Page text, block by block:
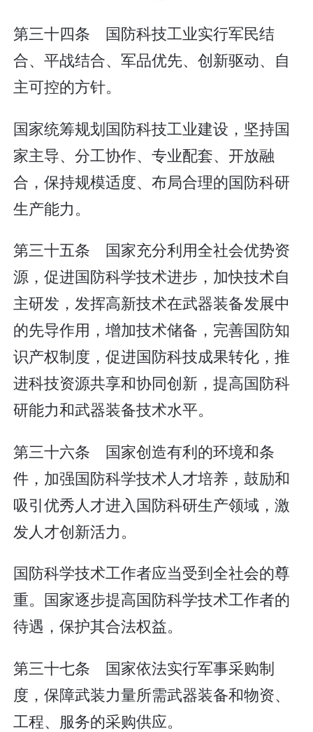
第三十四条 国防科技工业实行军民结
合、平战结合、军品优先、创新驱动、自
主可控的方针。
国家统筹规划国防科技工业建设，坚持国
家主导、分工协作、专业配套、开放融
合，保持规模适度、布局合理的国防科研
生产能力。
第三十五条 国家充分利用全社会优势资
源，促进国防科学技术进步，加快技术自
主研发，发挥高新技术在武器装备发展中
的先导作用，增加技术储备，完善国防知
识产权制度，促进国防科技成果转化，推
进科技资源共享和协同创新，提高国防科
研能力和武器装备技术水平。
第三十六条 国家创造有利的环境和条
件，加强国防科学技术人才培养，鼓励和
吸引优秀人才进入国防科研生产领域，激
发人才创新活力。
国防科学技术工作者应当受到全社会的尊
重。国家逐步提高国防科学技术工作者的
待遇，保护其合法权益。
第三十七条 国家依法实行军事采购制
度，保障武装力量所需武器装备和物资、
工程、服务的采购供应。